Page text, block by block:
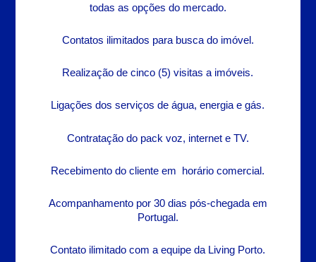
todas as opções do mercado.
Contatos ilimitados para busca do imóvel.
Realização de cinco (5) visitas a imóveis.
Ligações dos serviços de água, energia e gás.
Contratação do pack voz, internet e TV.
Recebimento do cliente em horário comercial.
Acompanhamento por 30 dias pós-chegada em
Portugal.
Contato ilimitado com a equipe da Living Porto.